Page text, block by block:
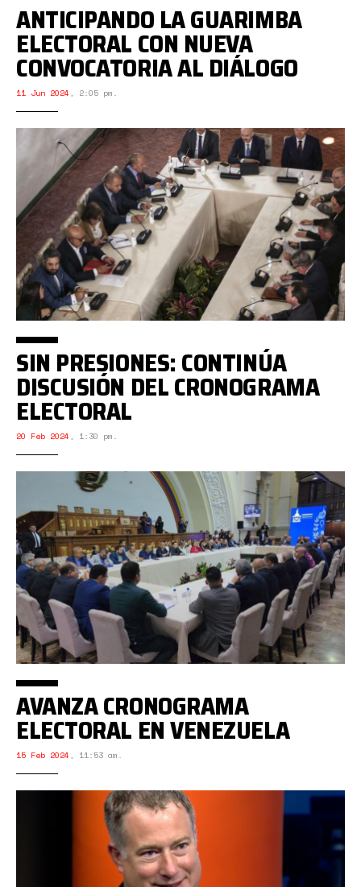
ANTICIPANDO LA GUARIMBA
ELECTORAL CON NUEVA
CONVOCATORIA AL DIÁLOGO
11 Jun 2024 , 2:05 pm.
SIN PRESIONES: CONTINÚA
DISCUSIÓN DEL CRONOGRAMA
ELECTORAL
20 Feb 2024 , 1:30 pm.
AVANZA CRONOGRAMA
ELECTORAL EN VENEZUELA
15 Feb 2024 , 11:53 am.